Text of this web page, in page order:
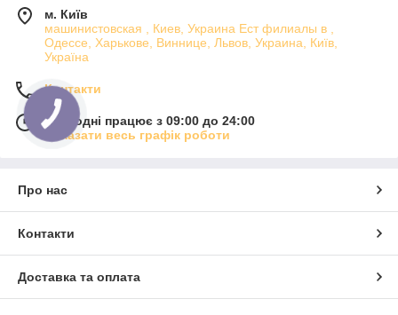
м. Київ
машинистовская , Киев, Украина Ест филиалы в ,
Одессе, Харькове, Виннице, Львов, Украина, Київ,
Україна
Контакти
Сьогодні працює з 09:00 до 24:00
Показати весь графік роботи
Про нас
Контакти
Доставка та оплата